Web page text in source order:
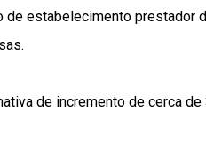
estabelecimento prestador
de incremento de cerca de